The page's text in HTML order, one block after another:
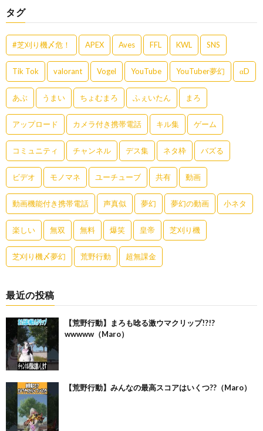
タグ
#芝刈り機〆危！ APEX Aves FFL KWL SNS
Tik Tok valorant Vogel YouTube YouTuber夢幻 αD
あぶ うまい ちょむまろ ふぇいたん まろ
アップロード カメラ付き携帯電話 キル集 ゲーム
コミュニティ チャンネル デス集 ネタ枠 バズる
ビデオ モノマネ ユーチューブ 共有 動画
動画機能付き携帯電話 声真似 夢幻 夢幻の動画 小ネタ
楽しい 無双 無料 爆笑 皇帝 芝刈り機
芝刈り機〆夢幻 荒野行動 超無課金
最近の投稿
【荒野行動】まろも唸る激ウマクリップ!?!?
wwwww（Maro）
【荒野行動】みんなの最高スコアはいくつ??（Maro）